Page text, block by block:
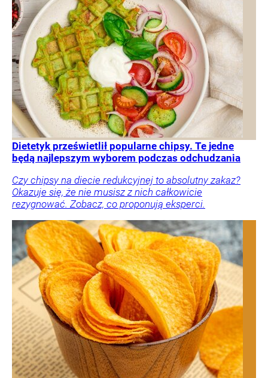
Dietetyk prześwietlił popularne chipsy. Te jedne
będą najlepszym wyborem podczas odchudzania
Czy chipsy na diecie redukcyjnej to absolutny zakaz?
Okazuje się, że nie musisz z nich całkowicie
rezygnować. Zobacz, co proponują eksperci.